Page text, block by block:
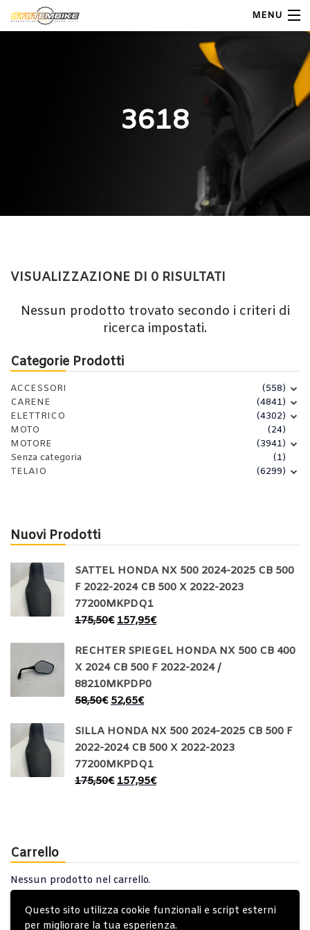
Questo sito utilizza cookie funzionali e script esterni
per migliorare la tua esperienza.
MENU
3618
Categorie Prodotti
ACCESSORI
(558)
CARENE
(4841)
ELETTRICO
(4302)
MOTO
(24)
MOTORE
(3941)
Senza categoria
(1)
TELAIO
(6299)
Nuovi Prodotti
SATTEL HONDA NX 500 2024-2025 CB 500
F 2022-2024 CB 500 X 2022-2023
77200MKPDQ1
175,50€ 157,95€
RECHTER SPIEGEL HONDA NX 500 CB 400
X 2024 CB 500 F 2022-2024 /
88210MKPDP0
58,50€ 52,65€
SILLA HONDA NX 500 2024-2025 CB 500 F
2022-2024 CB 500 X 2022-2023
77200MKPDQ1
175,50€ 157,95€
Carrello
Nessun prodotto nel carrello.
VISUALIZZAZIONE DI 0 RISULTATI
Nessun prodotto trovato secondo i criteri di
ricerca impostati.